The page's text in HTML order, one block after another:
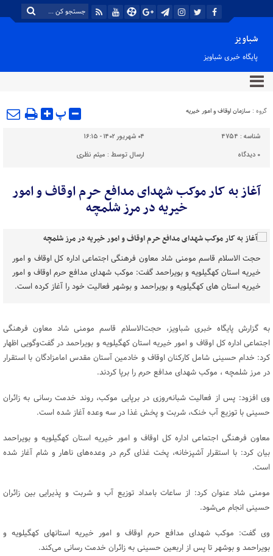
شباویز
پایگاه خبری شباویز
گروه : سازمان اوقاف و امور خیریه پ
شناسه : 4754
۰۴ شهریور ۱۴۰۲ - ۱۶:۱۵
۰ دیدگاه ارسال توسط : میثم نظری
آغاز به‌ کار موکب شهدای مدافع حرم اوقاف و امور
خیریه در مرز شلمچه
حجت الاسلام قاسم مومنی شاد معاون فرهنگی اجتماعی اداره کل اوقاف و امور
خیریه استان کهگیلویه و بویراحمد گفت: موکب‌ شهدای مدافع حرم اوقاف و امور
خیریه استان های کهگیلویه و بویراحمد و بوشهر فعالیت خود را آغاز کرده است.
به گزارش پایگاه خبری شباویز، حجت‌الاسلام قاسم مومنی شاد معاون فرهنگی
اجتماعی اداره کل اوقاف و امور خیریه استان کهگیلویه و بویراحمد در گفت‌وگویی اظهار
کرد: خدام حسینی شامل کارکنان اوقاف و خادمین آستان مقدس امامزادگان با استقرار
در مرز شلمچه ، موکب شهدای مدافع حرم را برپا کردند.
وی افزود: پس از فعالیت شبانه‌روزی در برپایی موکب، روند خدمت رسانی به زائران
حسینی با توزیع آب خنک، شربت و پخش غذا در سه وعده آغاز شده است.
معاون فرهنگی اجتماعی اداره کل اوقاف و امور خیریه استان کهگیلویه و بویراحمد
بیان کرد: با استقرار آشپزخانه، پخت غذای گرم در وعده‌های ناهار و شام آغاز شده
است.
مومنی شاد عنوان کرد: از ساعات بامداد توزیع آب و شربت و پذیرایی بین زائران
حسینی انجام می‌شود.
وی گفت: موکب شهدای مدافع حرم اوقاف و امور خیریه استانهای کهگیلویه و
بویراحمد و بوشهر تا پس از اربعین حسینی به زائران خدمت رسانی می‌کند.